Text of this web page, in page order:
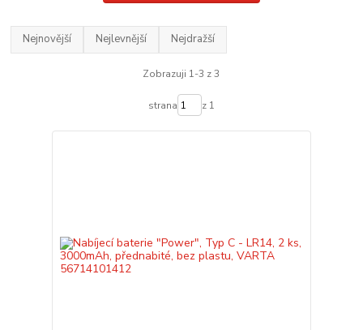
Nejnovější Nejlevnější Nejdražší
Zobrazuji 1-3 z 3
strana z 1